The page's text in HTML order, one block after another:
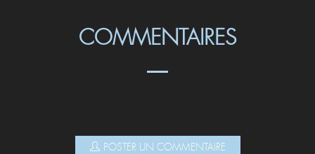
COMMENTAIRES
POSTER UN COMMENTAIRE